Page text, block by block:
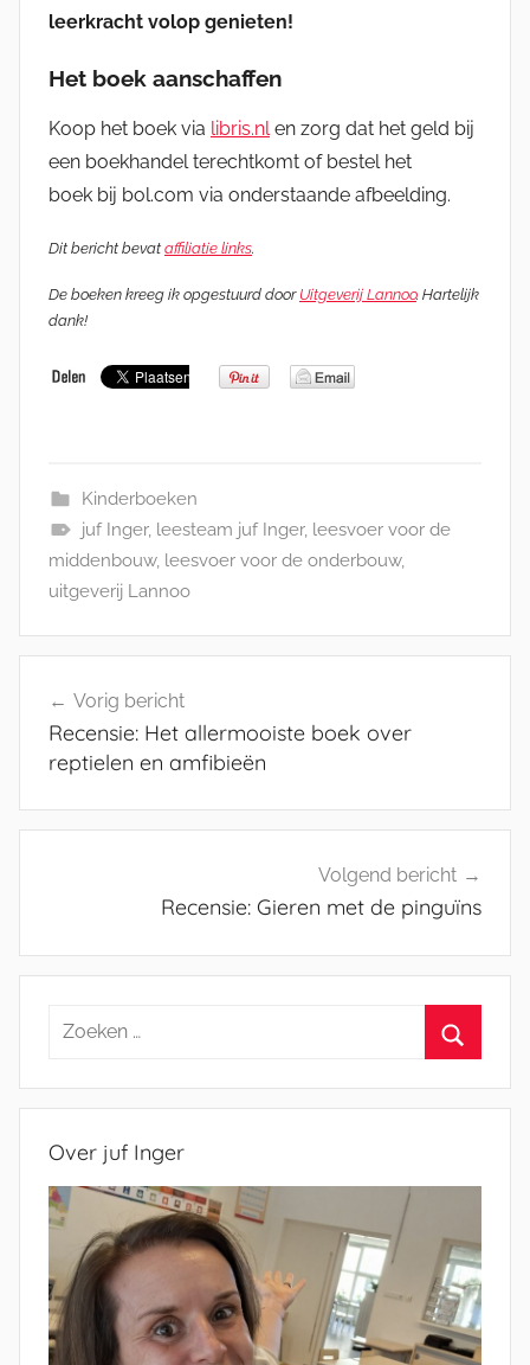
leerkracht volop genieten!
Het boek aanschaffen
Koop het boek via libris.nlen zorg dat het geld bij
een boekhandel terechtkomt of bestel het
boek bij bol.com via onderstaande afbeelding.
Dit bericht bevat affiliatie links.
De boeken kreeg ik opgestuurd door Uitgeverij Lannoo. Hartelijk
dank!
Kinderboeken
juf Inger, leesteam juf Inger, leesvoer voor de
middenbouw, leesvoer voor de onderbouw,
uitgeverij Lannoo
navigatie
Vorig bericht
Recensie: Het allermooiste boek over
reptielen en amfibieën
Volgend bericht
Recensie: Gieren met de pinguïns
Zoeken
Over juf Inger